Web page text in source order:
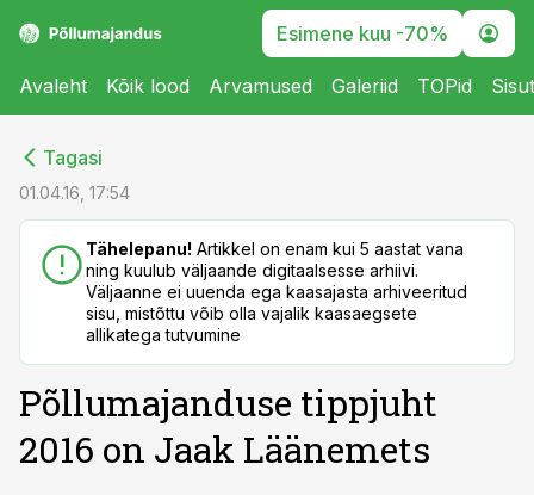
Esimene kuu -70%
Avaleht Kõik lood Arvamused Galeriid TOPid
Tagasi
01.04.16, 17:54
Tähelepanu! Artikkel on enam kui 5 aastat vana
ning kuulub väljaande digitaalsesse arhiivi.
Väljaanne ei uuenda ega kaasajasta arhiveeritud
sisu, mistõttu võib olla vajalik kaasaegsete
allikatega tutvumine
Põllumajanduse tippjuht
2016 on Jaak Läänemets